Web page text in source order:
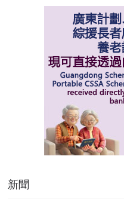
新聞